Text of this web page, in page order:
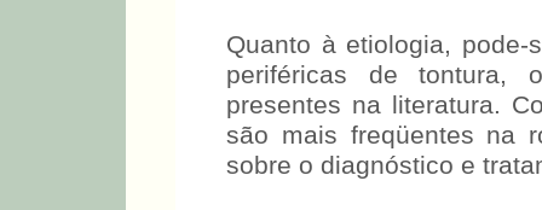
Quanto à etiologia,
periféricas de tontura,
presentes na literatura.
são mais freqüentes na
sobre o diagnóstico e